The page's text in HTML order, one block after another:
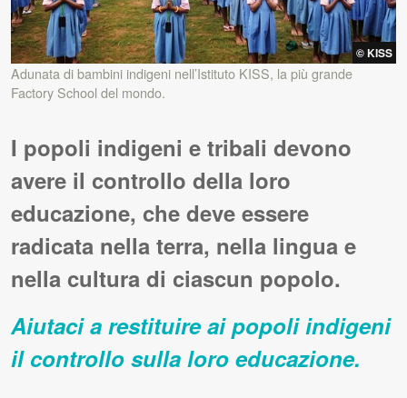
© KISS
Adunata di bambini indigeni nell’Istituto KISS, la più grande
Factory School del mondo.
I popoli indigeni e tribali devono
avere il controllo della loro
educazione, che deve essere
radicata nella terra, nella lingua e
nella cultura di ciascun popolo.
Aiutaci a restituire ai popoli indigeni
il controllo sulla loro educazione.